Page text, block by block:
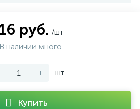
руб. /шт
В наличии много
+ шт
Купить